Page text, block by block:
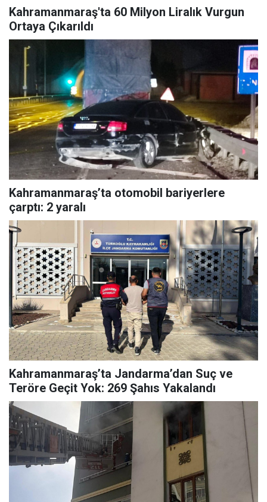
Kahramanmaraş'ta 60 Milyon Liralık Vurgun
Ortaya Çıkarıldı
Kahramanmaraş’ta otomobil bariyerlere
çarptı: 2 yaralı
Kahramanmaraş’ta Jandarma’dan Suç ve
Teröre Geçit Yok: 269 Şahıs Yakalandı